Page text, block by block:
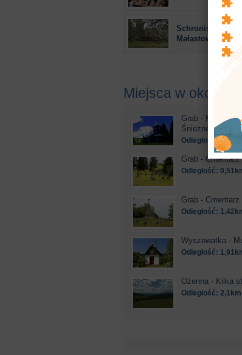
Schronisko na
Małastowskiej
Miejsca w okolicy
Grab - Kościół
Śnieżnej
Odległość:
Grab - Cmentarz
Odległość:
Grab -
Odległość:
Wyszowatka -
Odległość:
Ożenna - Kilka
Odległość: 2,1km